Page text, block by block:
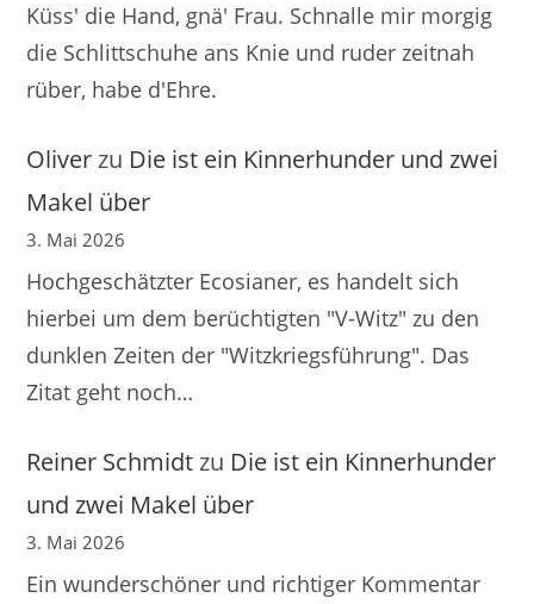
Küss' die Hand, gnä' Frau. Schnalle mir morgig
die Schlittschuhe ans Knie und ruder zeitnah
rüber, habe d'Ehre.
Oliverzu Die ist ein Kinnerhunder und zwei
Makel über
3. Mai 2026
Hochgeschätzter Ecosianer, es handelt sich
hierbei um dem berüchtigten "V-Witz" zu den
dunklen Zeiten der "Witzkriegsführung". Das
Zitat geht noch…
Reiner Schmidtzu Die ist ein Kinnerhunder
und zwei Makel über
3. Mai 2026
Ein wunderschöner und richtiger Kommentar